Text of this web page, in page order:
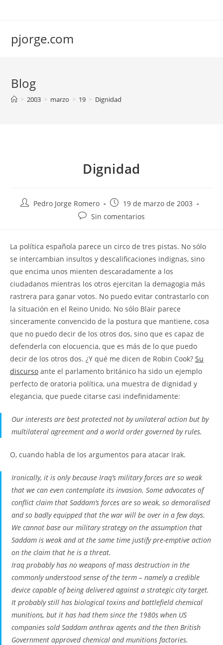
pjorge.com
Blog
> 2003 > marzo > 19 > Dignidad
Dignidad
AutorPedro Jorge Romero
Publicación
de
19 de marzo de 2003
Comentarios
entrada:
Sin comentarios
La política española parece un circo de tres pistas. No sólo
se intercambian insultos y descalificaciones indignas, sino
que encima unos mienten descaradamente a los
ciudadanos mientras los otros ejercitan la demagogia más
rastrera para ganar votos. No puedo evitar contrastarlo con
la situación en el Reino Unido. No sólo Blair parece
sinceramente convencido de la postura que mantiene, cosa
que no puedo decir de los otros dos, sino que es capaz de
defenderla con elocuencia, que es más de lo que puedo
decir de los otros dos. ¿Y qué me dicen de Robin Cook? Su
discurso ante el parlamento británico ha sido un ejemplo
perfecto de oratoria política, una muestra de dignidad y
elegancia, que puede citarse casi indefinidamente:
Our interests are best protected not by unilateral action but by
multilateral agreement and a world order governed by rules.
O, cuando habla de los argumentos para atacar Irak.
Ironically, it is only because Iraq’s military forces are so weak
that we can even contemplate its invasion. Some advocates of
conflict claim that Saddam’s forces are so weak, so demoralised
and so badly equipped that the war will be over in a few days.
We cannot base our military strategy on the assumption that
Saddam is weak and at the same time justify pre-emptive action
on the claim that he is a threat.
Iraq probably has no weapons of mass destruction in the
commonly understood sense of the term – namely a credible
device capable of being delivered against a strategic city target.
It probably still has biological toxins and battlefield chemical
munitions, but it has had them since the 1980s when US
companies sold Saddam anthrax agents and the then British
Government approved chemical and munitions factories.